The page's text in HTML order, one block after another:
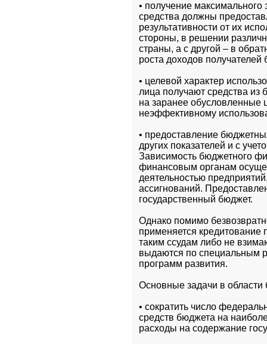
• получение
средства должны
результативности от их
стороны, в решении
страны, а с другой – в
роста доходов
• целевой характер
лица получают средства из
на заранее обусловленные
неэффективному
• предоставление
других показателей и с
Зависимость бюджетного
финансовым органам
деятельностью
ассигнований.
государственный бюджет.
Однако помимо
применяется
таким ссудам либо не
выдаются по специальным
программ развития.
Основные задачи в
• сократить число
средств бюджета на
расходы на содержание